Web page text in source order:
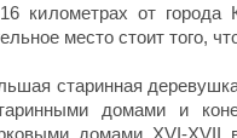
километрах от города
место стоит того,
старинная
домами и
домами XVI-XVII